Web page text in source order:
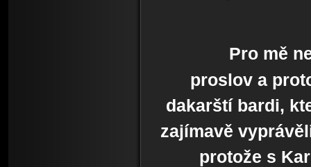
Pro mě
proslov a
dakarští bardi,
zajímavě
protože s